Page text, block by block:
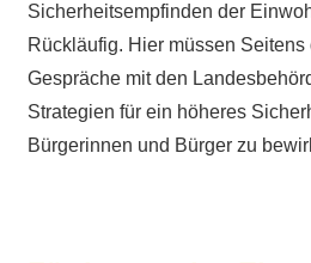
Sicherheitsempfinden der
Rückläufig. Hier müssen
Gespräche mit den
Strategien für ein höheres
Bürgerinnen und Bürger zu